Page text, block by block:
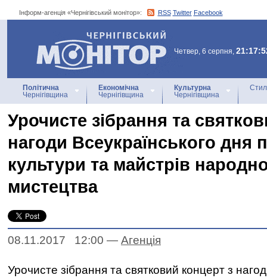
Інформ-агенція «Чернігівський монітор»: RSS Twitter Facebook
Інформ-агенція
«Чернігівський монітор»
Четвер, 6 серпня,
Політична
Чернігівщина
Економічна
Чернігівщина
Культурна
Чернігівщина
Урочисте зібрання та
нагоди Всеукраїнського дня
культури та майстрів
мистецтва
08.11.2017 12:00 — Агенцiя
Урочисте зібрання та святковий концерт з